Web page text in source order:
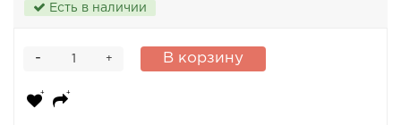
Есть в наличии
+
- В корзину